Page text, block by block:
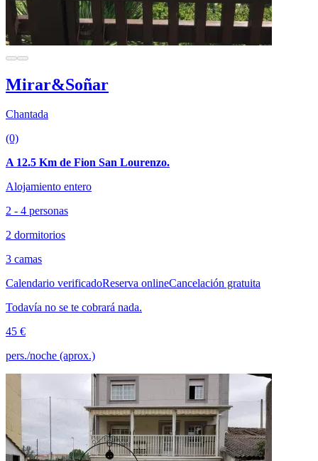
Mirar&Soñar
Chantada
(0)
A 12.5 Km de Fion San Lourenzo.
Alojamiento entero
2 - 4 personas
2 dormitorios
3 camas
Calendario verificadoReserva onlineCancelación gratuita
Todavía no se te cobrará nada.
45 €
pers./noche (aprox.)